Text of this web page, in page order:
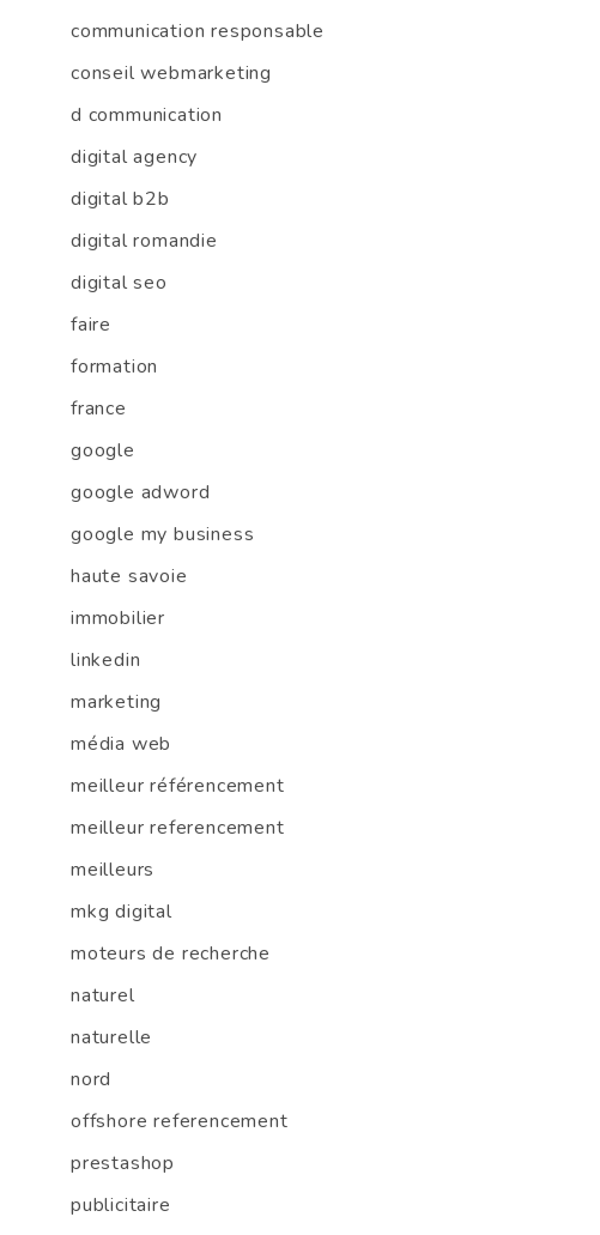
communication responsable
conseil webmarketing
d communication
digital agency
digital b2b
digital romandie
digital seo
faire
formation
france
google
google adword
google my business
haute savoie
immobilier
linkedin
marketing
média web
meilleur référencement
meilleur referencement
meilleurs
mkg digital
moteurs de recherche
naturel
naturelle
nord
offshore referencement
prestashop
publicitaire